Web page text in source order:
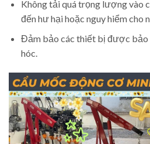
Không tải quá trọng lượng vào
đến hư hại hoặc nguy hiểm cho
Đảm bảo các thiết bị được bảo
hóc.